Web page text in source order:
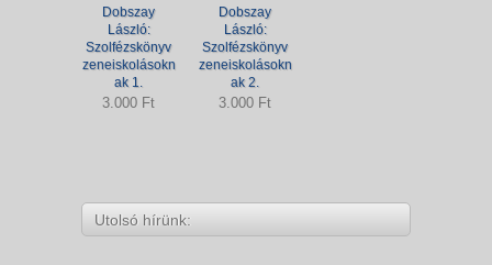
Dobszay
László:
Szolfézskönyv
zeneiskolásokn
ak 1.
3.000 Ft
Dobszay
László:
Szolfézskönyv
zeneiskolásokn
ak 2.
3.000 Ft
Utolsó hírünk: